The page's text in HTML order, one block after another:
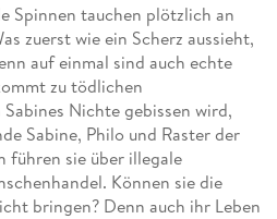
Spinnen tauchen plötzlich an
zuerst wie ein Scherz aussieht,
auf einmal sind auch echte
zu tödlichen
Nichte gebissen wird,
Sabine, Philo und Raster der
führen sie über illegale
Können sie die
bringen? Denn auch ihr Leben